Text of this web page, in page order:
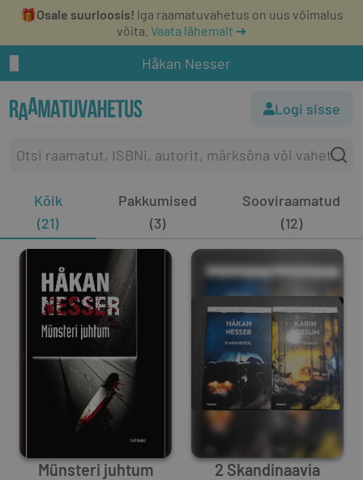
🎁Osale suurloosis! Iga raamatuvahetus on uus võimalus
võita. Vaata lähemalt ➔
Håkan Nesser
Logi sisse
Kõik
(21)
Pakkumised
(3)
Sooviraamatud
(12)
Münsteri juhtum
2 Skandinaavia